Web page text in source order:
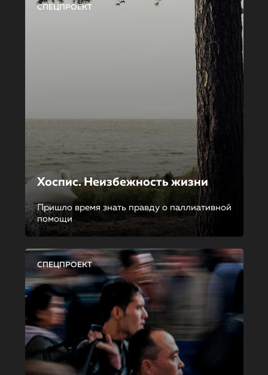
СПЕЦПРОЕКТ
Хоспис. Неизбежность жизни
Пришло время знать правду о паллиативной
помощи
СПЕЦПРОЕКТ